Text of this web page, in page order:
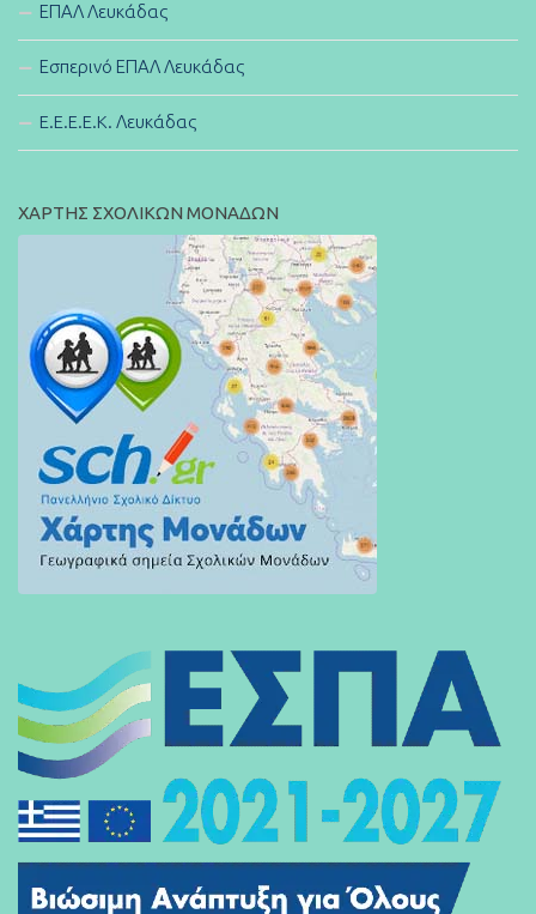
ΕΠΑΛ Λευκάδας
Εσπερινό ΕΠΑΛ Λευκάδας
E.E.E.E.K. Λευκάδας
ΧΑΡΤΗΣ ΣΧΟΛΙΚΩΝ ΜΟΝΑΔΩΝ